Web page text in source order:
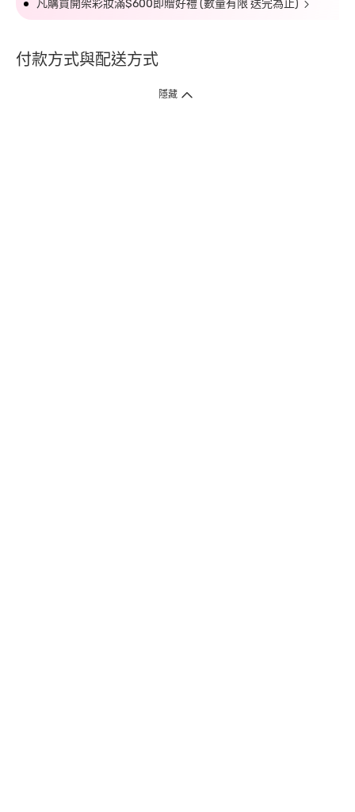
凡購買開架彩妝滿$600即贈好禮 (數量有限 送完為止)
付款方式與配送方式
隱藏